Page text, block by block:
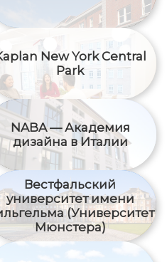
New York Central
Park
NABA — Академия
дизайна в Италии
Вестфальский
университет имени
(Университет
Мюнстера)